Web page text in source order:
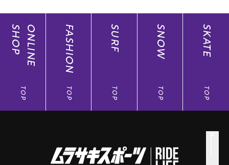
ONLINE
SHOP
TOP
FASHION
TOP
SURF
TOP
SNOW
TOP
SKATE
TOP